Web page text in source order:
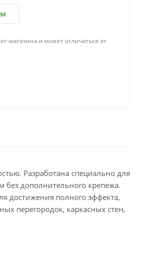
магазина и может отличаться от
Разработана специально для
без дополнительного крепежа.
достижения полного эффекта,
перегородок, каркасных стен,